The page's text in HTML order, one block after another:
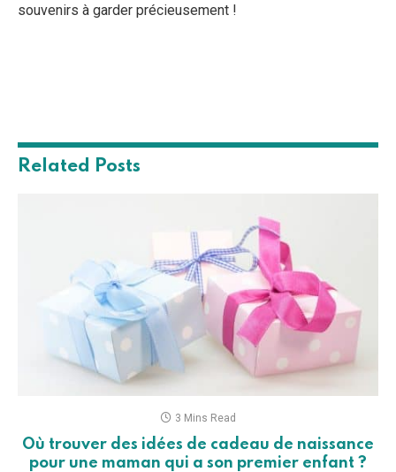
souvenirs à garder précieusement !
Related Posts
3 Mins Read
Où trouver des idées de cadeau de naissance
pour une maman qui a son premier enfant ?